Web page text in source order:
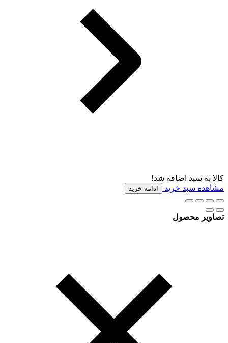
کالا به سبد اضافه شد!
مشاهده سبد خرید
ادامه خرید
تصاویر محصول